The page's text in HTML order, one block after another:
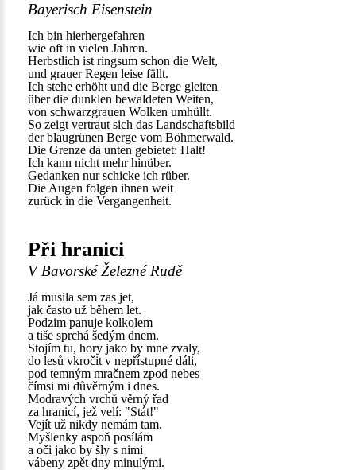
Bayerisch Eisenstein
Ich bin hierhergefahren
wie oft in vielen Jahren.
Herbstlich ist ringsum schon die Welt,
und grauer Regen leise fällt.
Ich stehe erhöht und die Berge gleiten
über die dunklen bewaldeten Weiten,
von schwarzgrauen Wolken umhüllt.
So zeigt vertraut sich das Landschaftsbild
der blaugrünen Berge vom Böhmerwald.
Die Grenze da unten gebietet: Halt!
Ich kann nicht mehr hinüber.
Gedanken nur schicke ich rüber.
Die Augen folgen ihnen weit
zurück in die Vergangenheit.
Při hranici
V Bavorské Železné Rudě
Já musila sem zas jet,
jak často už během let.
Podzim panuje kolkolem
a tiše sprchá šedým dnem.
Stojím tu, hory jako by mne zvaly,
do lesů vkročit v nepřístupné dáli,
pod temným mračnem zpod nebes
čímsi mi důvěrným i dnes.
Modravých vrchů věrný řad
za hranicí, jež velí: "Stát!"
Vejít už nikdy nemám tam.
Myšlenky aspoň posílám
a oči jako by šly s nimi
vábeny zpět dny minulými.